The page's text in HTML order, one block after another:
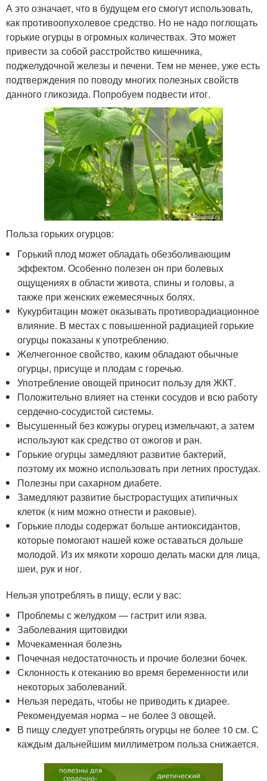
А это означает, что в будущем его смогут использовать,
как противоопухолевое средство. Но не надо поглощать
горькие огурцы в огромных количествах. Это может
привести за собой расстройство кишечника,
поджелудочной железы и печени. Тем не менее, уже есть
подтверждения по поводу многих полезных свойств
данного гликозида. Попробуем подвести итог.
Польза горьких огурцов:
Горький плод может обладать обезболивающим
эффектом. Особенно полезен он при болевых
ощущениях в области живота, спины и головы, а
также при женских ежемесячных болях.
Кукурбитацин может оказывать противорадиационное
влияние. В местах с повышенной радиацией горькие
огурцы показаны к употреблению.
Желчегонное свойство, каким обладают обычные
огурцы, присуще и плодам с горечью.
Употребление овощей приносит пользу для ЖКТ.
Положительно влияет на стенки сосудов и всю работу
сердечно-сосудистой системы.
Высушенный без кожуры огурец измельчают, а затем
используют как средство от ожогов и ран.
Горькие огурцы замедляют развитие бактерий,
поэтому их можно использовать при летних простудах.
Полезны при сахарном диабете.
Замедляют развитие быстрорастущих атипичных
клеток (к ним можно отнести и раковые).
Горькие плоды содержат больше антиоксидантов,
которые помогают нашей коже оставаться дольше
молодой. Из их мякоти хорошо делать маски для лица,
шеи, рук и ног.
Нельзя употреблять в пищу, если у вас:
Проблемы с желудком — гастрит или язва.
Заболевания щитовидки
Мочекаменная болезнь
Почечная недостаточность и прочие болезни бочек.
Склонность к отеканию во время беременности или
некоторых заболеваний.
Нельзя передать, чтобы не приводить к диарее.
Рекомендуемая норма – не более 3 овощей.
В пищу следует употреблять огурцы не более 10 см. С
каждым дальнейшим миллиметром польза снижается.